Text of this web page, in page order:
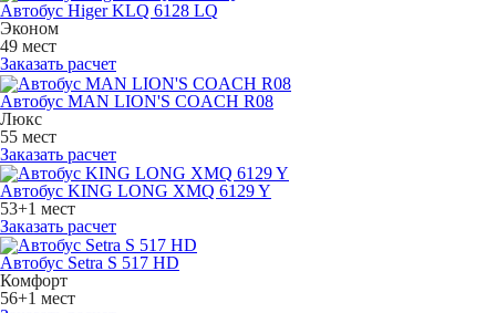
Автобус Higer KLQ 6128 LQ
Эконом
49 мест
Заказать расчет
Автобус MAN LION'S COACH R08
Люкс
55 мест
Заказать расчет
Автобус KING LONG XMQ 6129 Y
53+1 мест
Заказать расчет
Автобус Setra S 517 HD
Комфорт
56+1 мест